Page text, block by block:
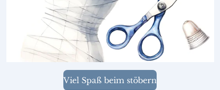
Viel Spaß beim stöbern